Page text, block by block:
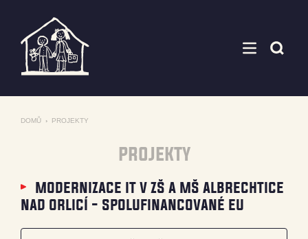
DOMŮ › PROJEKTY
projekty
modernizace it v zš a mš albrechtice
nad orlicí - spolufinancované eu